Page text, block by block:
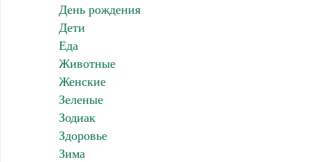
День рождения
Дети
Еда
Животные
Женские
Зеленые
Зодиак
Здоровье
Зима